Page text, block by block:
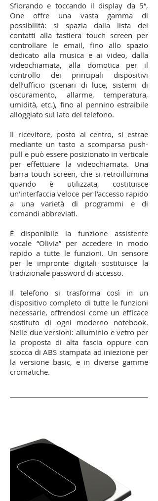
Sfiorando e toccando il display da 5“,
One offre una vasta gamma di
possibilità: si spazia dalla lista dei
contatti alla tastiera touch screen per
controllare le email, fino allo spazio
dedicato alla musica e ai video, dalla
videochiamata, alla domotica per il
controllo dei principali dispositivi
dell’ufficio (scenari di luce, sistemi di
oscuramento, allarme, temperatura,
umidità, etc.), fino al pennino estraibile
alloggiato sul lato del telefono.
Il ricevitore, posto al centro, si estrae
mediante un tasto a scomparsa push-
pull e può essere posizionato in verticale
per effettuare la videochiamata. Una
barra touch screen, che si retroillumina
quando è utilizzata, costituisce
un’interfaccia veloce per l’accesso rapido
a una varietà di programmi e di
comandi abbreviati.
È disponibile la funzione assistente
vocale “Olivia” per accedere in modo
rapido a tutte le funzioni. Un sensore
per le impronte digitali sostituisce la
tradizionale password di accesso.
Il telefono si trasforma così in un
dispositivo completo di tutte le funzioni
necessarie, offrendosi come un efficace
sostituto di ogni moderno notebook.
Nelle due versioni: alluminio e vetro per
la proposta di alta fascia oppure con
scocca di ABS stampata ad iniezione per
la versione basic, e in diverse gamme
cromatiche.